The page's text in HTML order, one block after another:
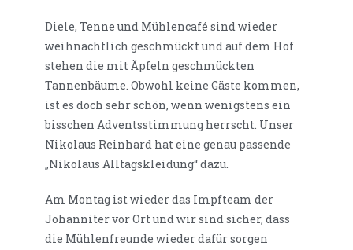
Diele, Tenne und Mühlencafé sind wieder
weihnachtlich geschmückt und auf dem Hof
stehen die mit Äpfeln geschmückten
Tannenbäume. Obwohl keine Gäste kommen,
ist es doch sehr schön, wenn wenigstens ein
bisschen Adventsstimmung herrscht. Unser
Nikolaus Reinhard hat eine genau passende
„Nikolaus Alltagskleidung“ dazu.
Am Montag ist wieder das Impfteam der
Johanniter vor Ort und wir sind sicher, dass
die Mühlenfreunde wieder dafür sorgen